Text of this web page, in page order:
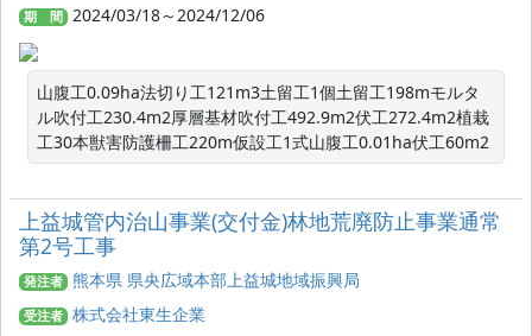
期 間 2024/03/18～2024/12/06
山腹工0.09ha法切り工121m3土留工1個土留工198mモルタ
ル吹付工230.4m2厚層基材吹付工492.9m2伏工272.4m2植栽
工30本獣害防護柵工220m仮設工1式山腹工0.01ha伏工60m2
上益城管内治山事業(交付金)林地荒廃防止事業通常
第2号工事
発注者 熊本県 県央広域本部上益城地域振興局
受注者 株式会社東生企業